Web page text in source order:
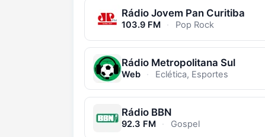
Rádio Jovem Pan Curitiba
103.9 FM · Pop Rock
Rádio Metropolitana Sul
Web · Eclética, Esportes
Rádio BBN
92.3 FM · Gospel